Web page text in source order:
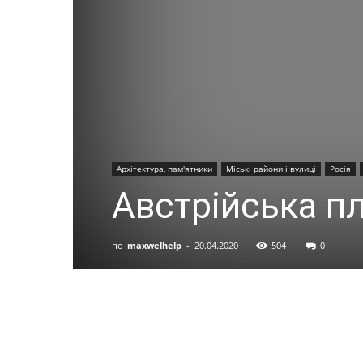
Архітектура, пам'ятники Міські райони і вулиці Росія
Австрійська
по maxwelhelp - 20.04.2020 504 0